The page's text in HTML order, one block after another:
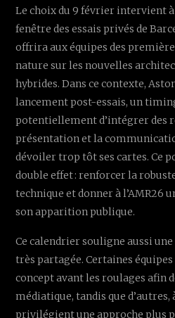
Le choix du 9 février intervient
fenêtre des essais privés de
offrira aux équipes des
nature sur les nouvelles
hybrides. Dans ce contexte,
lancement post-essais, un
potentiellement d’intégrer des
présentation et la
dévoiler trop tôt ses cartes. Ce
double effet : renforcer la
technique et donner à l’AMR26
son apparition publique.
Ce calendrier souligne aussi
très partagée. Certaines
concept avant les roulages afin
médiatique, tandis que d’autres,
privilégient une approche plus